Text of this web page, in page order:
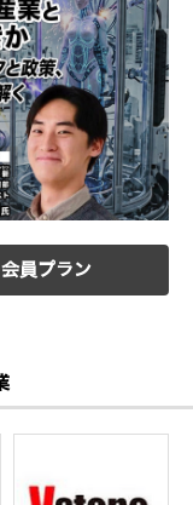
会員プラン